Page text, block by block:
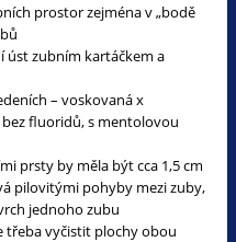
prostor zejména v „bodě
úst zubním kartáčkem a
– voskovaná x
fluoridů, s mentolovou
prsty by měla být cca 1,5 cm
pilovitými pohyby mezi zuby,
jednoho zubu
třeba vyčistit plochy obou